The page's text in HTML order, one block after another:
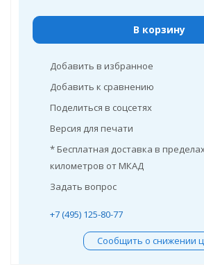
В корзину
Добавить в избранное
Добавить к сравнению
Поделиться в соцсетях
Версия для печати
* Бесплатная доставка в
километров от МКАД
Задать вопрос
+7 (495) 125-80-77
Сообщить о снижении